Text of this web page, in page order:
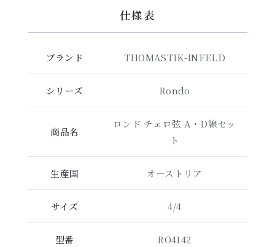
仕様表
ブランド THOMASTIK-INFELD
シリーズ Rondo
商品名
ロンド チェロ弦 A・D線セッ
ト
生産国 オーストリア
サイズ 4/4
型番 RO4142